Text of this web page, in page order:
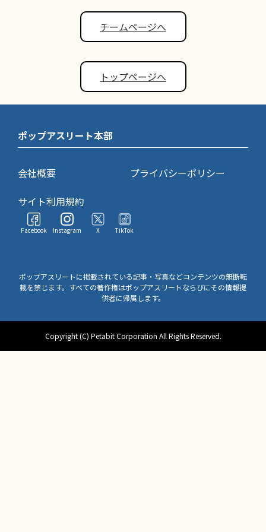
チームページへ
トップページへ
ポップアスリート本部
会社概要
プライバシーポリシー
サイト利用規約
Facebook Instagram X TikTok
ポップアスリートに掲載されている記事・写真などコンテンツの無断転
載を禁じます。すべての著作権はポップアスリートならびにその情報提
供者に帰属します。
Copyright (C) Petabit Corporation All Rights Reserved.